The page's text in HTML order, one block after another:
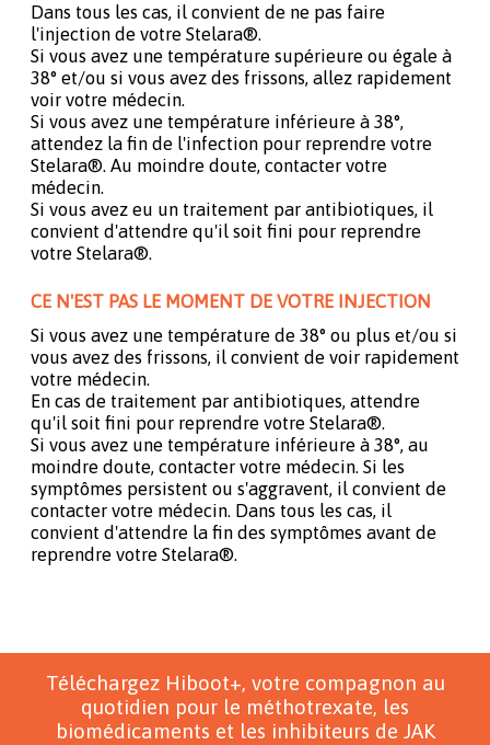
Dans tous les cas, il convient de ne pas faire
l'injection de votre Stelara®.
Si vous avez une température supérieure ou égale à
38° et/ou si vous avez des frissons, allez rapidement
voir votre médecin.
Si vous avez une température inférieure à 38°,
attendez la fin de l'infection pour reprendre votre
Stelara®. Au moindre doute, contacter votre
médecin.
Si vous avez eu un traitement par antibiotiques, il
convient d'attendre qu'il soit fini pour reprendre
votre Stelara®.
CE N'EST PAS LE MOMENT DE VOTRE INJECTION
Si vous avez une température de 38° ou plus et/ou si
vous avez des frissons, il convient de voir rapidement
votre médecin.
En cas de traitement par antibiotiques, attendre
qu'il soit fini pour reprendre votre Stelara®.
Si vous avez une température inférieure à 38°, au
moindre doute, contacter votre médecin. Si les
symptômes persistent ou s'aggravent, il convient de
contacter votre médecin. Dans tous les cas, il
convient d'attendre la fin des symptômes avant de
reprendre votre Stelara®.
Téléchargez Hiboot+, votre compagnon au
quotidien pour le méthotrexate, les
biomédicaments et les inhibiteurs de JAK